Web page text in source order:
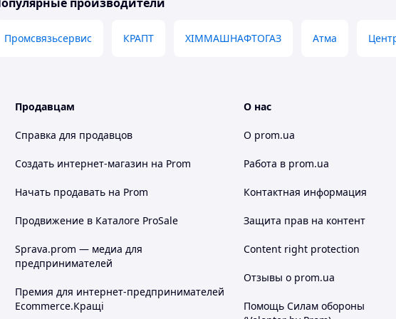
Промсвязьсервис КРАПТ ХІММАШНАФТОГАЗ Атма
Продавцам
Справка для продавцов
Создать интернет-магазин на Prom
Начать продавать на Prom
Продвижение в Каталоге ProSale
Sprava.prom — медиа для
предпринимателей
Премия для интернет-предпринимателей
Ecommerce.Кращі
О нас
О prom.ua
Работа в prom.ua
Контактная информация
Защита прав на контент
Content right protection
Отзывы о prom.ua
Помощь Силам обороны